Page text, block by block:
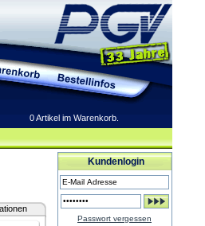
0 Artikel im Warenkorb.
Kundenlogin
Passwort vergessen